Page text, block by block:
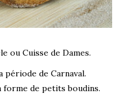
ou Cuisse de Dames.
période de Carnaval.
forme de petits boudins.